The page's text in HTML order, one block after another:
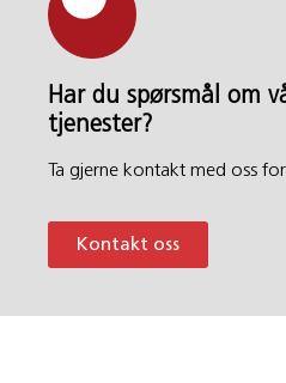
Har du spørsmål om
tjenester?
Ta gjerne kontakt med oss
Kontakt oss